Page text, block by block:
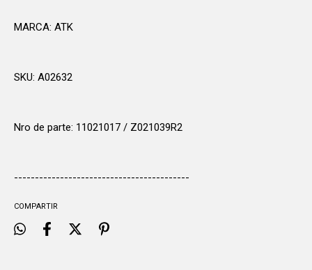
MARCA: ATK
SKU: A02632
Nro de parte: 11021017 / Z021039R2
------------------------------------------
COMPARTIR